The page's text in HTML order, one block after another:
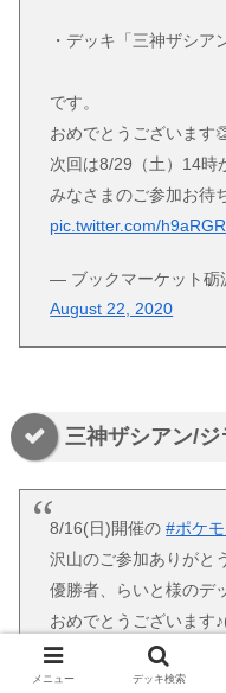
・デッキ「三神ザシア
です。
おめでとうございます
次回は8/29（土）14時
みなさまのご参加お待
pic.twitter.com/
— ブックマーケット砺
August 22, 2020
三神ザシアン/
8/16(日)開催の#ポケ
沢山のご参加ありがと
優勝者、らいと様のデ
おめでとうございます
次回は8月23日(日
店 pic.twitter.com/
メニュー デッキ検索